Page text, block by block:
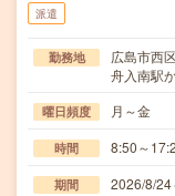
派遣
勤務地
広島市西
舟入南駅
曜日頻度 月～金
時間 8:50～
期間 2026/8/